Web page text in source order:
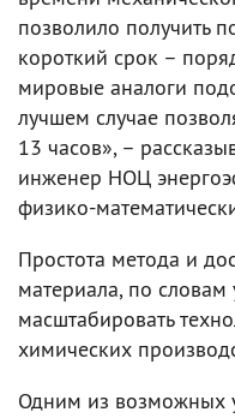
позволило получить
короткий срок –
мировые аналоги
лучшем случае
13 часов», –
инженер НОЦ
физико-
Простота метода и
материала, по словам
масштабировать
химических
Одним из возможных